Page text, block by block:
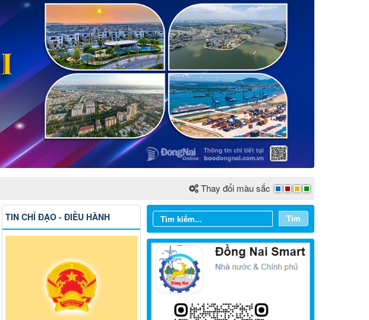
Thay đổi màu sắc
Tìm
TIN CHỈ ĐẠO - ĐIỀU HÀNH